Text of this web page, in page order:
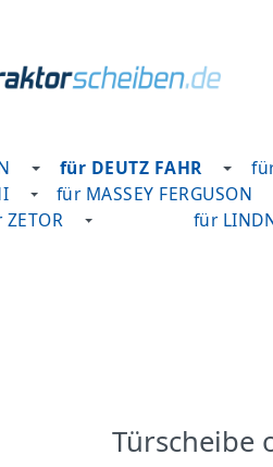
für DEUTZ FAHR
für MASSEY FERGUSON
für
Türscheibe